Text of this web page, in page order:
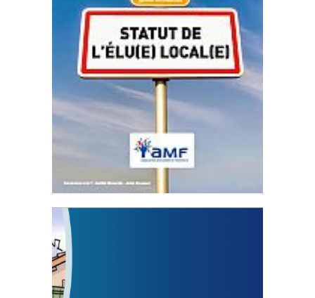
Statut de l’élu local
3 avril 2024
Mise à jour avril 2024
FEUILLETER